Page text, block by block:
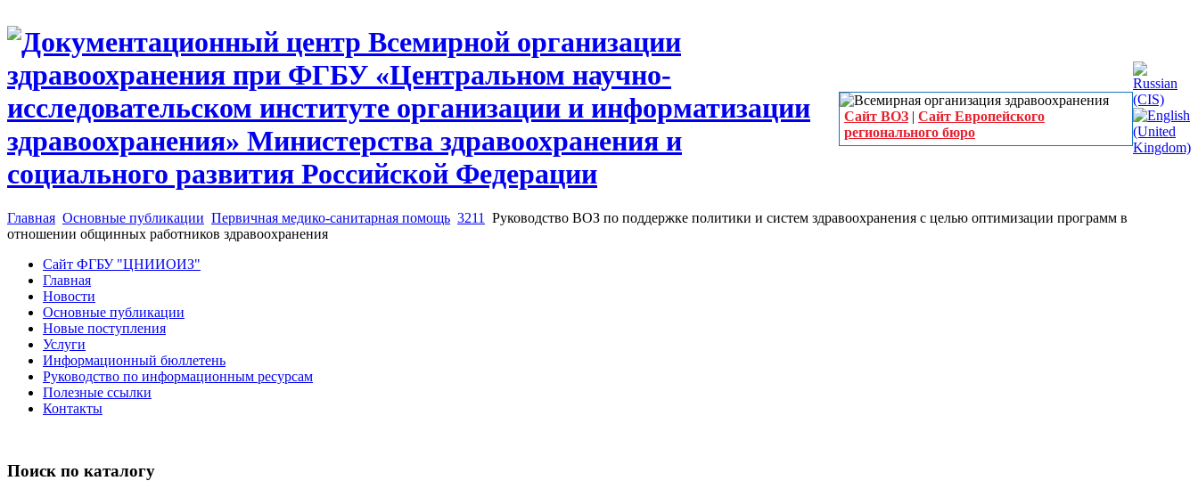
Сайт ВОЗ | Сайт Европейского
регионального бюро
Главная Основные публикации Первичная медико-санитарная помощь 3211
Руководство ВОЗ по поддержке политики и систем здравоохранения с целью оптимизации программ в
отношении общинных работников здравоохранения
Сайт ФГБУ "ЦНИИОИЗ"
Главная
Новости
Основные публикации
Новые поступления
Услуги
Информационный бюллетень
Руководство по информационным ресурсам
Полезные ссылки
Контакты
Поиск по каталогу